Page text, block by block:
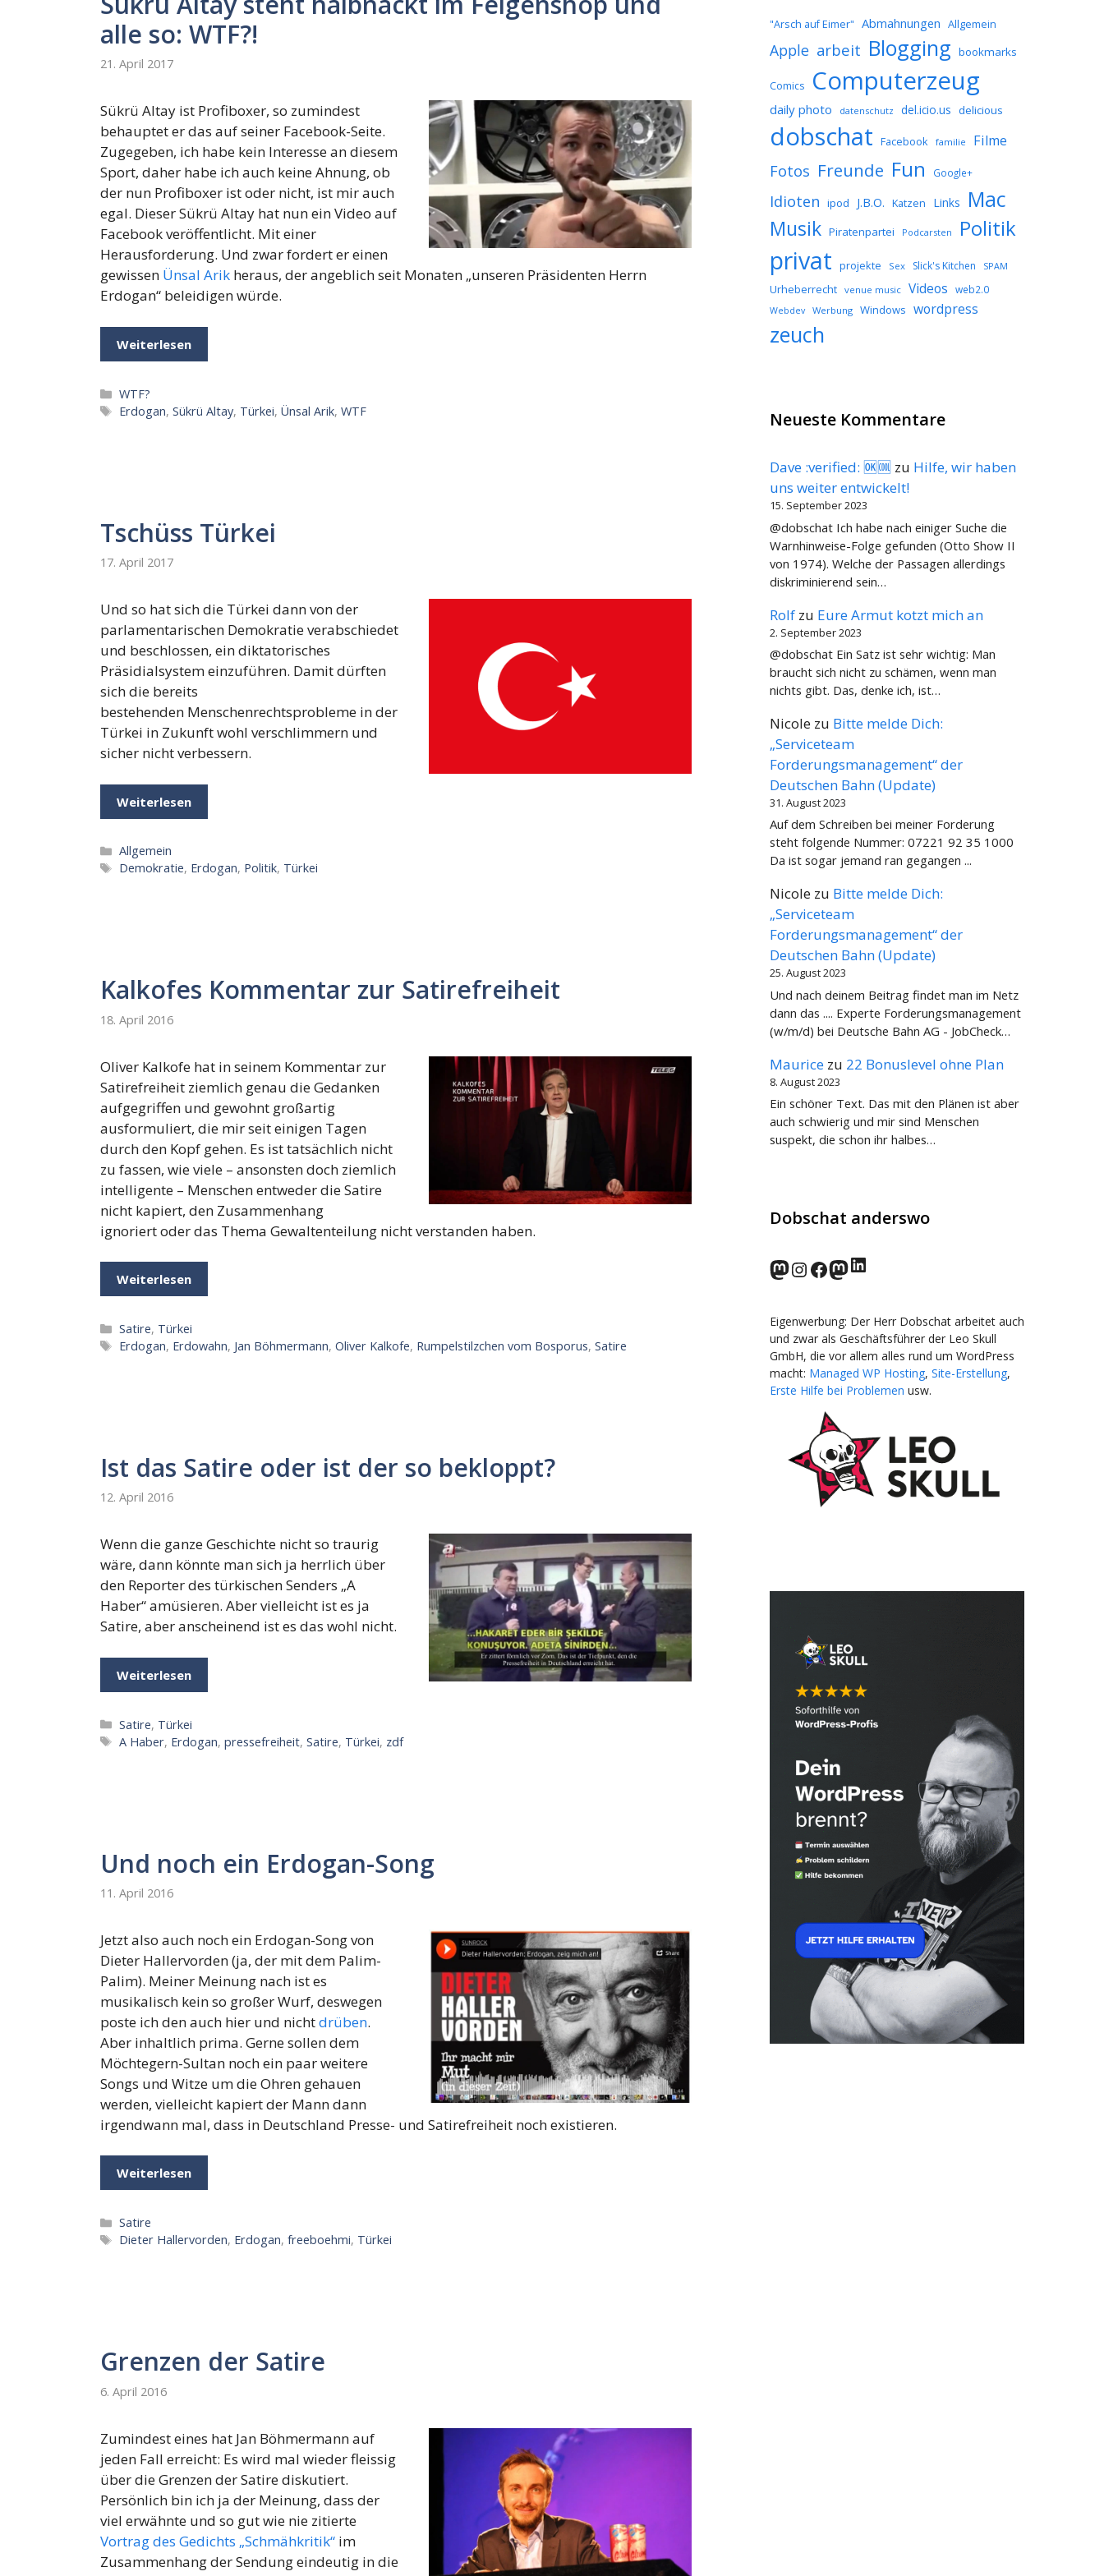
alle so: WTF?!
21. April 2017
Sükrü Altay ist Profiboxer, so zumindest
behauptet er das auf seiner Facebook-Seite.
Zugegeben, ich habe kein Interesse an diesem
Sport, daher habe ich auch keine Ahnung, ob
der nun Profiboxer ist oder nicht, ist mir auch
egal. Dieser Sükrü Altay hat nun ein Video auf
Facebook veröffentlicht. Mit einer
Herausforderung. Und zwar fordert er einen
gewissen Ünsal Arik heraus, der angeblich seit Monaten „unseren Präsidenten Herrn
Erdogan“ beleidigen würde.
Weiterlesen
Kategorien
WTF?
Schlagwörter
Erdogan,Sükrü Altay, Türkei,Ünsal Arik,WTF
Tschüss Türkei
17. April 2017
Und so hat sich die Türkei dann von der
parlamentarischen Demokratie verabschiedet
und beschlossen, ein diktatorisches
Präsidialsystem einzuführen. Damit dürften
sich die bereits
bestehenden Menschenrechtsprobleme in der
Türkei in Zukunft wohl verschlimmern und
sicher nicht verbessern.
Weiterlesen
Kategorien
Allgemein
Schlagwörter
Demokratie, Erdogan, Politik, Türkei
Kalkofes Kommentar zur Satirefreiheit
18. April 2016
Oliver Kalkofe hat in seinem Kommentar zur
Satirefreiheit ziemlich genau die Gedanken
aufgegriffen und gewohnt großartig
ausformuliert, die mir seit einigen Tagen
durch den Kopf gehen. Es ist tatsächlich nicht
zu fassen, wie viele – ansonsten doch ziemlich
intelligente – Menschen entweder die Satire
nicht kapiert, den Zusammenhang
ignoriert oder das Thema Gewaltenteilung nicht verstanden haben.
Weiterlesen
Kategorien
Satire, Türkei
Schlagwörter
Erdogan, Erdowahn, Jan Böhmermann,Oliver Kalkofe, Rumpelstilzchen vom Bosporus,Satire
Ist das Satire oder ist der so bekloppt?
12. April 2016
Wenn die ganze Geschichte nicht so traurig
wäre, dann könnte man sich ja herrlich über
den Reporter des türkischen Senders „A
Haber“ amüsieren. Aber vielleicht ist es ja
Satire, aber anscheinend ist es das wohl nicht.
Weiterlesen
Kategorien
Satire, Türkei
Schlagwörter
A Haber, Erdogan,pressefreiheit,Satire, Türkei, zdf
Und noch ein Erdogan-Song
11. April 2016
Jetzt also auch noch ein Erdogan-Song von
Dieter Hallervorden (ja, der mit dem Palim-
Palim). Meiner Meinung nach ist es
musikalisch kein so großer Wurf, deswegen
poste ich den auch hier und nichtdrüben.
Aber inhaltlich prima. Gerne sollen dem
Möchtegern-Sultan noch ein paar weitere
Songs und Witze um die Ohren gehauen
werden, vielleicht kapiert der Mann dann
irgendwann mal, dass in Deutschland Presse- und Satirefreiheit noch existieren.
Weiterlesen
Kategorien
Satire
Schlagwörter
Dieter Hallervorden, Erdogan,freeboehmi, Türkei
Grenzen der Satire
6. April 2016
Zumindest eines hat Jan Böhmermann auf
jeden Fall erreicht: Es wird mal wieder fleissig
über die Grenzen der Satire diskutiert.
Persönlich bin ich ja der Meinung, dass der
viel erwähnte und so gut wie nie zitierte
Vortrag des Gedichts „Schmähkritik“ im
Zusammenhang der Sendung eindeutig in die
"Arsch auf Eimer" Abmahnungen Allgemein
Apple arbeit Blogging bookmarks
Comics Computerzeug
daily photo datenschutz del.icio.us delicious
dobschat Facebook familie Filme
Fotos Freunde Fun Google+
Idioten ipod J.B.O. Katzen Links Mac
Musik Piratenpartei Podcarsten Politik
privat projekte Sex Slick's Kitchen SPAM
Urheberrecht venue music Videos web2.0
Webdev Werbung Windows wordpress
zeuch
Neueste Kommentare
Dave :verified: 🆗🆒 zu Hilfe, wir haben
uns weiter entwickelt!
15. September 2023
@dobschat Ich habe nach einiger Suche die
Warnhinweise-Folge gefunden (Otto Show II
von 1974). Welche der Passagen allerdings
diskriminierend sein…
Rolf zu Eure Armut kotzt mich an
2. September 2023
@dobschat Ein Satz ist sehr wichtig: Man
braucht sich nicht zu schämen, wenn man
nichts gibt. Das, denke ich, ist…
Nicole zu Bitte melde Dich:
„Serviceteam
Forderungsmanagement“ der
Deutschen Bahn (Update)
31. August 2023
Auf dem Schreiben bei meiner Forderung
steht folgende Nummer: 07221 92 35 1000
Da ist sogar jemand ran gegangen ...
Nicole zu Bitte melde Dich:
„Serviceteam
Forderungsmanagement“ der
Deutschen Bahn (Update)
25. August 2023
Und nach deinem Beitrag findet man im Netz
dann das .... Experte Forderungsmanagement
(w/m/d) bei Deutsche Bahn AG - JobCheck…
Maurice zu 22 Bonuslevel ohne Plan
8. August 2023
Ein schöner Text. Das mit den Plänen ist aber
auch schwierig und mir sind Menschen
suspekt, die schon ihr halbes…
Dobschat anderswo
norden.social
Instagram
Facebook
wp-punks.social
LinkedIn
Eigenwerbung: Der Herr Dobschat arbeitet auch
und zwar als Geschäftsführer der Leo Skull
GmbH, die vor allem alles rund um WordPress
macht: Managed WP Hosting, Site-Erstellung,
Erste Hilfe bei Problemen usw.